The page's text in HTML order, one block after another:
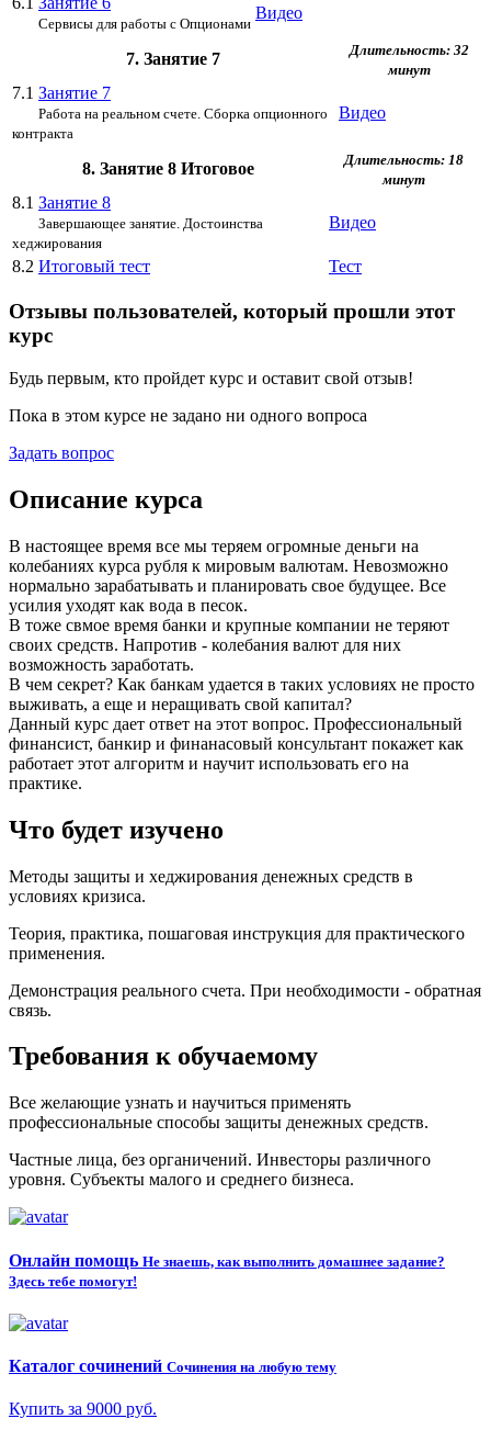
Сервисы для работы с Опционами
Видео
7. Занятие 7
Длительность: 32
минут
7.1 Занятие 7
Работа на реальном счете. Сборка опционного
контракта
Видео
8. Занятие 8 Итоговое
Длительность: 18
минут
8.1 Занятие 8
Завершающее занятие. Достоинства
хеджирования
Видео
8.2 Итоговый тест Тест
Отзывы пользователей, который прошли этот
курс
Будь первым, кто пройдет курс и оставит свой отзыв!
Пока в этом курсе не задано ни одного вопроса
Задать вопрос
Описание курса
В настоящее время все мы теряем огромные деньги на
колебаниях курса рубля к мировым валютам. Невозможно
нормально зарабатывать и планировать свое будущее. Все
усилия уходят как вода в песок.
В тоже свмое время банки и крупные компании не теряют
своих средств. Напротив - колебания валют для них
возможность заработать.
В чем секрет? Как банкам удается в таких условиях не просто
выживать, а еще и неращивать свой капитал?
Данный курс дает ответ на этот вопрос. Профессиональный
финансист, банкир и финанасовый консультант покажет как
работает этот алгоритм и научит использовать его на
практике.
Что будет изучено
Методы защиты и хеджирования денежных средств в
условиях кризиса.
Теория, практика, пошаговая инструкция для практического
применения.
Демонстрация реального счета. При необходимости - обратная
связь.
Требования к обучаемому
Все желающие узнать и научиться применять
профессиональные способы защиты денежных средств.
Частные лица, без органичений. Инвесторы различного
уровня. Субъекты малого и среднего бизнеса.
Онлайн помощь Не знаешь, как выполнить домашнее задание?
Здесь тебе помогут!
Каталог сочинений Сочинения на любую тему
Купить за 9000 руб.